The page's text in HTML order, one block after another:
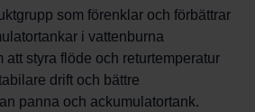
som förenklar och förbättrar
i vattenburna
att styra flöde och returtemperatur
drift och bättre
panna och ackumulatortank.